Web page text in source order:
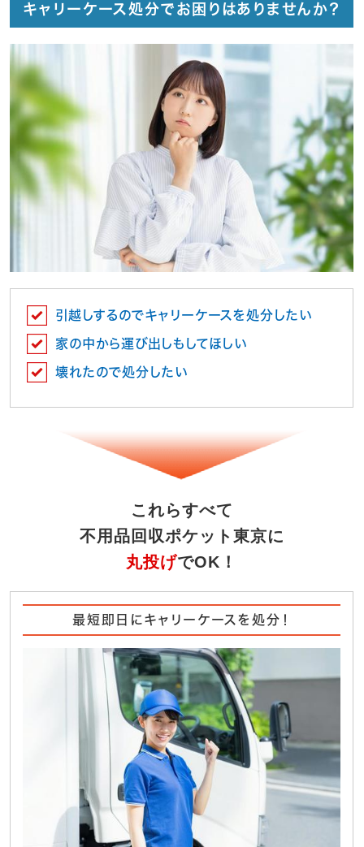
キャリーケース処分でお困りはありませんか？
引越しするのでキャリーケースを処分したい
家の中から運び出しもしてほしい
壊れたので処分したい
これらすべて
不用品回収ポケット東京に
丸投げでOK！
最短即日にキャリーケースを処分！